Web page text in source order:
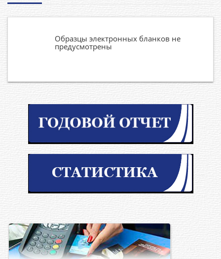
Образцы электронных бланков не
предусмотрены